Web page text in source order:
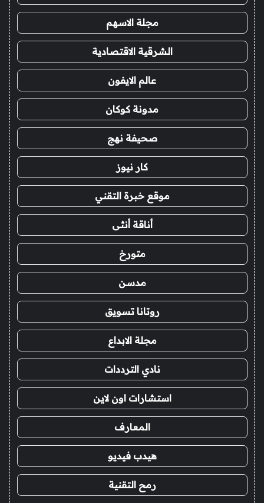
مجلة الاسهم
الشرقية الاقتصادية
عالم الايفون
مدونة كوكان
صحيفة نهج
كار نيوز
موقع خبرة التقني
أناقة أنثى
متورخ
مدسن
روتانا تسويق
مجلة الابداع
نادي الترددات
استشارات اون لاين
المعارف
هيدب فيديو
رمح التقنية